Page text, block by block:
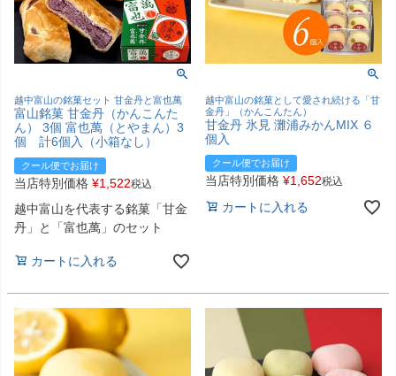
越中富山の銘菓セット 甘金丹と富也萬
富山銘菓 甘金丹（かんこんた
ん） 3個 富也萬（とやまん）3
個 計6個入（小箱なし）
クール便でお届け
当店特別価格 ¥1,522税込
越中富山を代表する銘菓「甘金
丹」と「富也萬」のセット
カートに入れる
越中富山の銘菓として愛され続ける「甘
金丹」（かんこんたん）
甘金丹 氷見 灘浦みかんMIX ６
個入
クール便でお届け
当店特別価格 ¥1,652税込
カートに入れる